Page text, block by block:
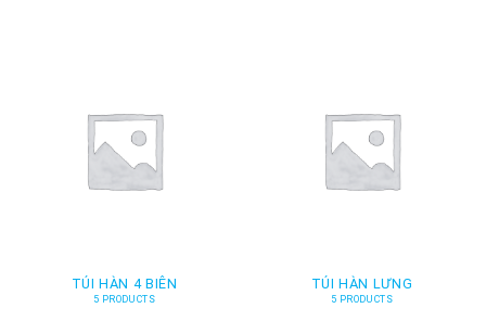
TÚI HÀN 4 BIÊN
5 PRODUCTS
TÚI HÀN LƯNG
5 PRODUCTS